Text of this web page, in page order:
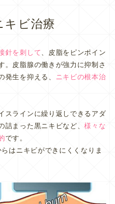
キビ治療
針を刺して
、皮脂をピンポイン
。皮脂腺の働きが強力に抑制さ
発生を抑える、
ニキビの根本治
スラインに繰り返しできるアダ
詰まった黒ニキビなど、様々な
です。
はニキビができにくくなりま